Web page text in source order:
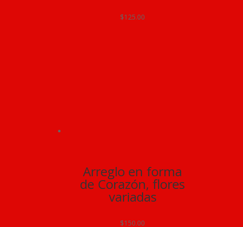
$125.00
Arreglo en forma
de Corazón, flores
variadas
$150.00